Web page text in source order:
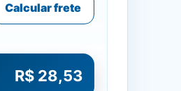
Calcular frete
R$ 28,53